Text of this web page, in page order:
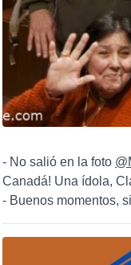
- No salió en la foto
Canadá! Una ídola,
- Buenos momentos,